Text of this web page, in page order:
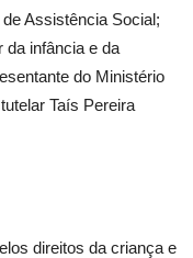
Assistência Social;
da infância e da
do Ministério
Taís Pereira
direitos da criança e